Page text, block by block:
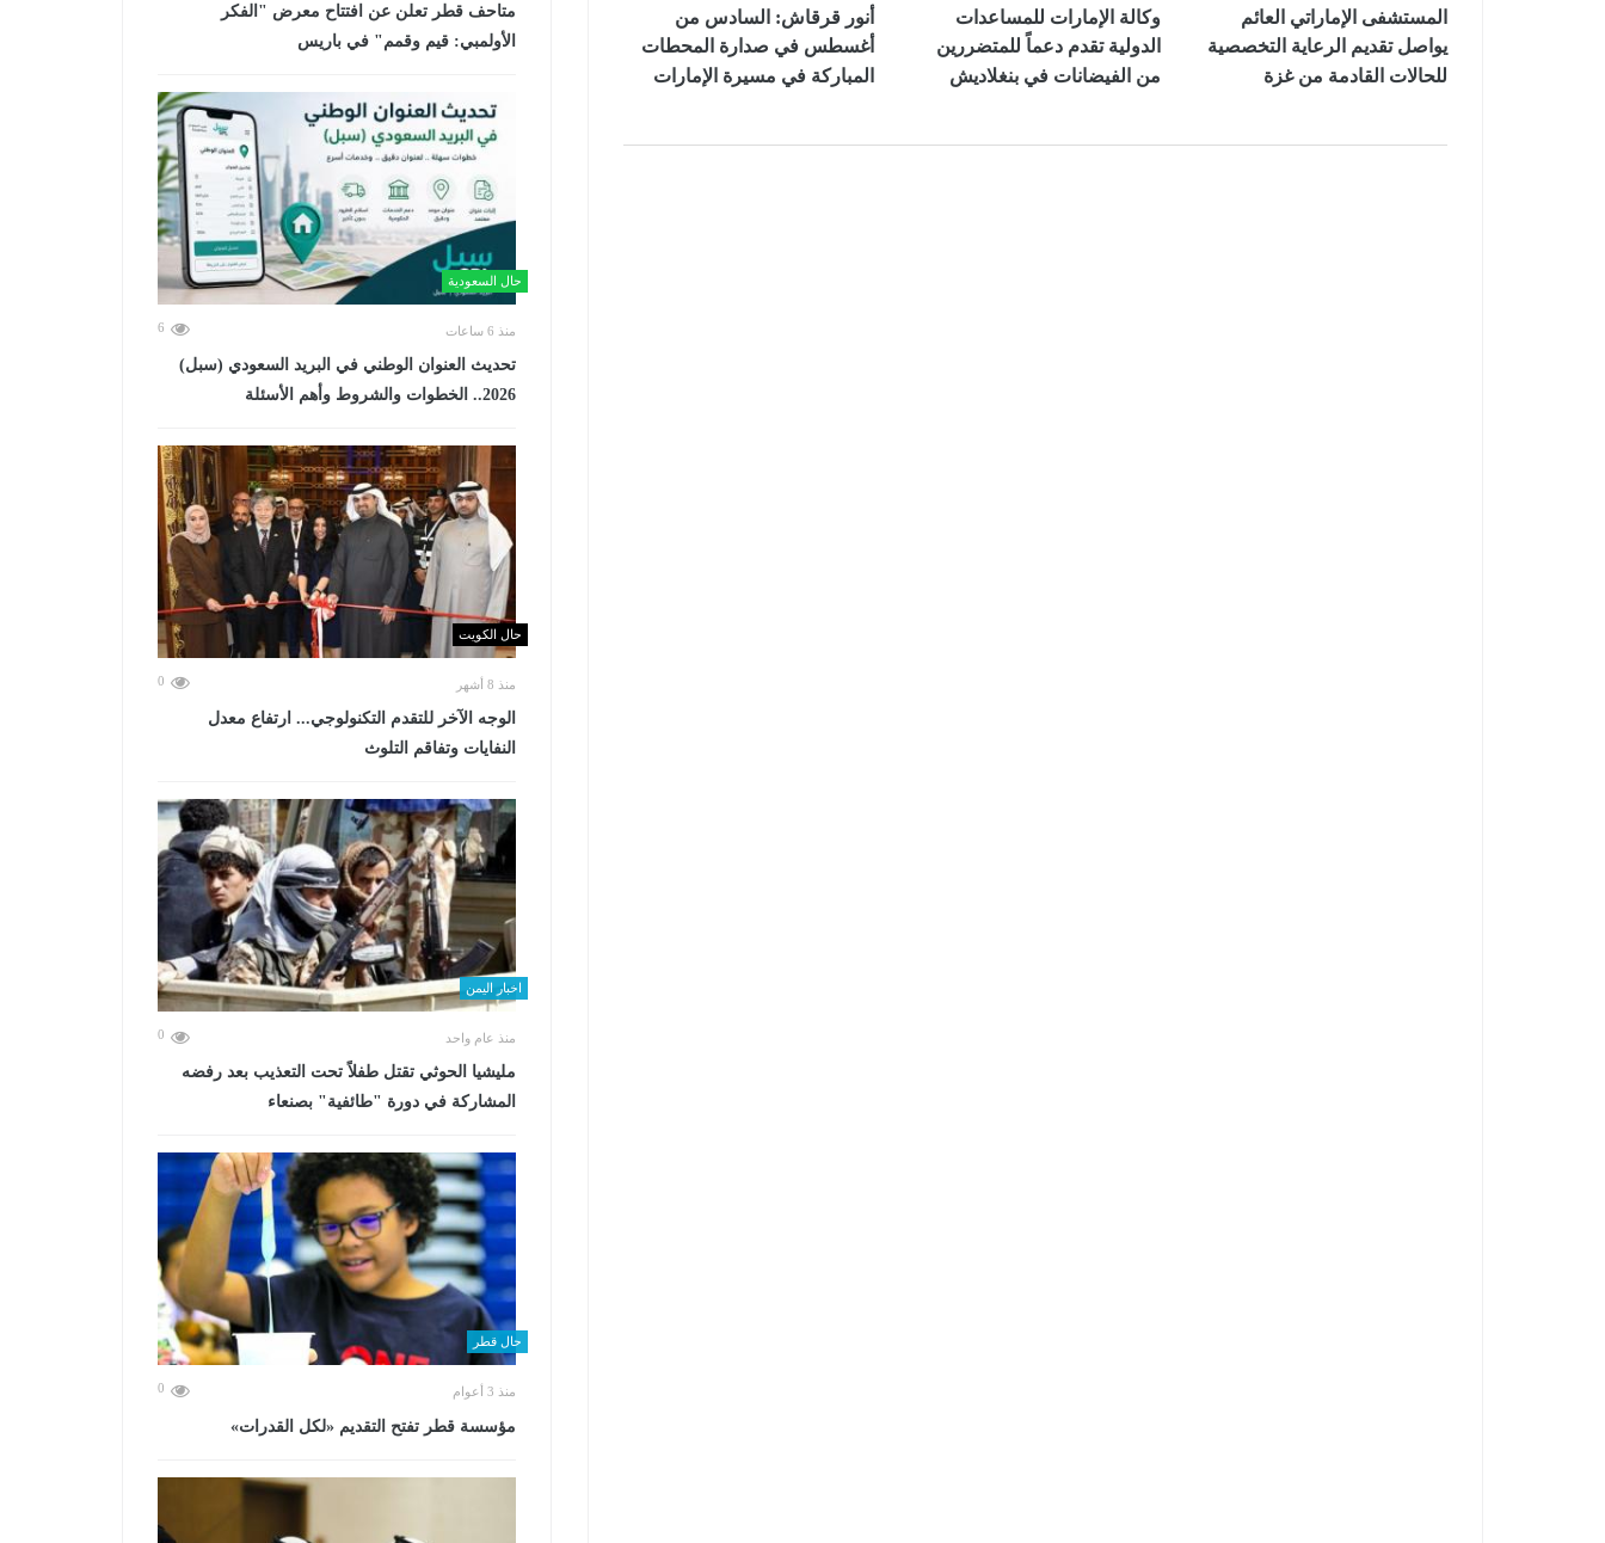
المستشفى الإماراتي العائم
يواصل تقديم الرعاية التخصصية
للحالات القادمة من غزة
وكالة الإمارات للمساعدات
الدولية تقدم دعماً للمتضررين
من الفيضانات في بنغلاديش
أنور قرقاش: السادس من
أغسطس في صدارة المحطات
المباركة في مسيرة الإمارات
متاحف قطر تعلن عن افتتاح معرض "الفكر
الأولمبي: قيم وقمم" في باريس
حال السعودية
منذ 6 ساعات 6
تحديث العنوان الوطني في البريد السعودي (سبل)
2026.. الخطوات والشروط وأهم الأسئلة
حال الكويت
منذ 8 أشهر 0
الوجه الآخر للتقدم التكنولوجي... ارتفاع معدل
النفايات وتفاقم التلوث
اخبار اليمن
منذ عام واحد 0
مليشيا الحوثي تقتل طفلاً تحت التعذيب بعد رفضه
المشاركة في دورة "طائفية" بصنعاء
حال قطر
منذ 3 أعوام 0
مؤسسة قطر تفتح التقديم «لكل القدرات»